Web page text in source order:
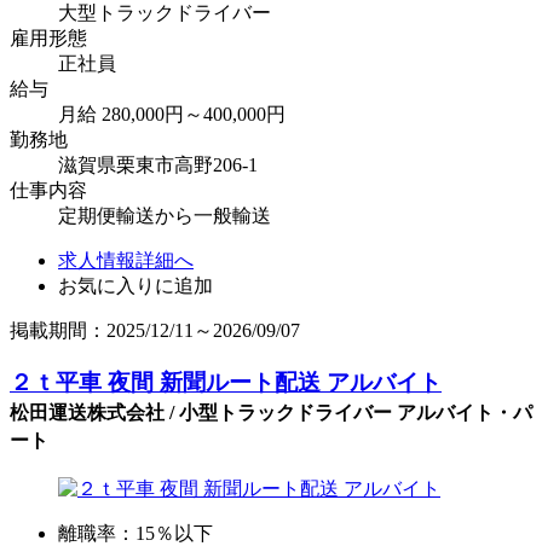
大型トラックドライバー
雇用形態
正社員
給与
月給 280,000円～400,000円
勤務地
滋賀県栗東市高野206-1
仕事内容
定期便輸送から一般輸送
求人情報詳細へ
お気に入りに追加
掲載期間：2025/12/11～2026/09/07
２ｔ平車 夜間 新聞ルート配送 アルバイト
松田運送株式会社 / 小型トラックドライバー アルバイト・パ
ート
離職率：15％以下